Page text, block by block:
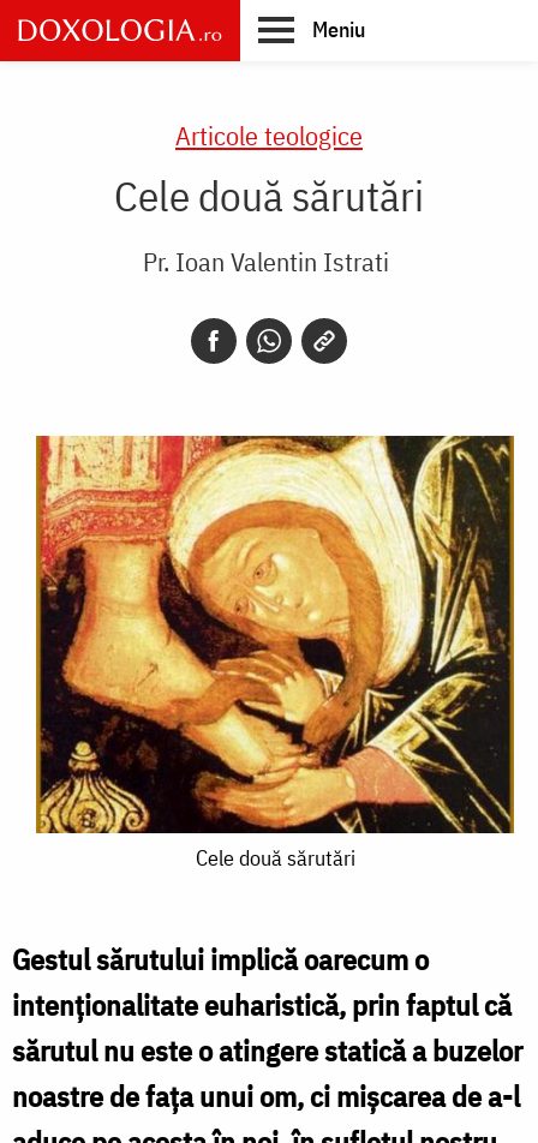
Skip
to
main
Meniu
Articole teologice
Cele două sărutări
Pr. Ioan Valentin Istrati
sărutări
Cele două sărutări
Gestul sărutului implică oarecum o
intenţionalitate euharistică, prin faptul că
sărutul nu este o atingere statică a buzelor
noastre de faţa unui om, ci mişcarea de a-l